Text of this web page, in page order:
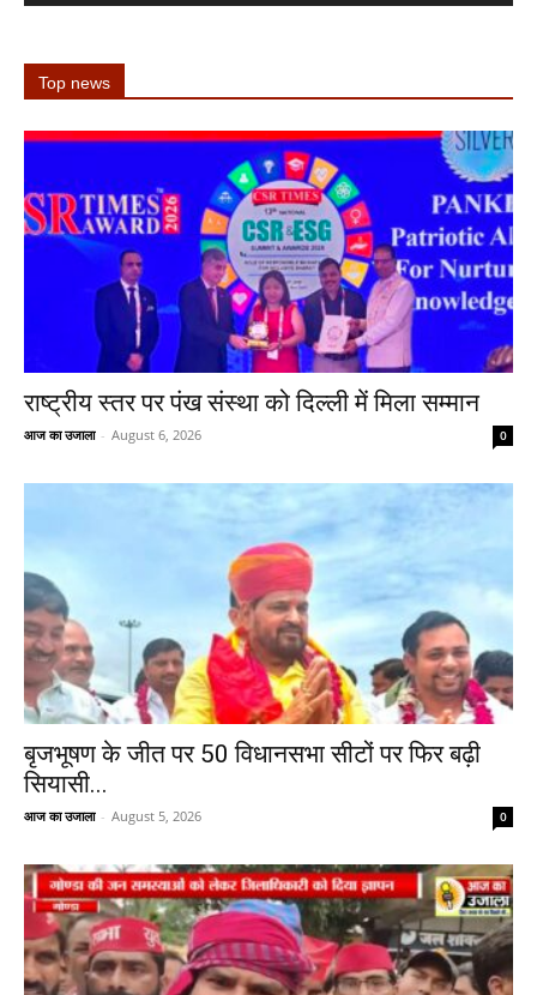
Top news
राष्ट्रीय स्तर पर पंख संस्था को दिल्ली में मिला सम्मान
आज का उजाला - August 6, 2026 0
बृजभूषण के जीत पर 50 विधानसभा सीटों पर फिर बढ़ी
सियासी...
आज का उजाला - August 5, 2026 0